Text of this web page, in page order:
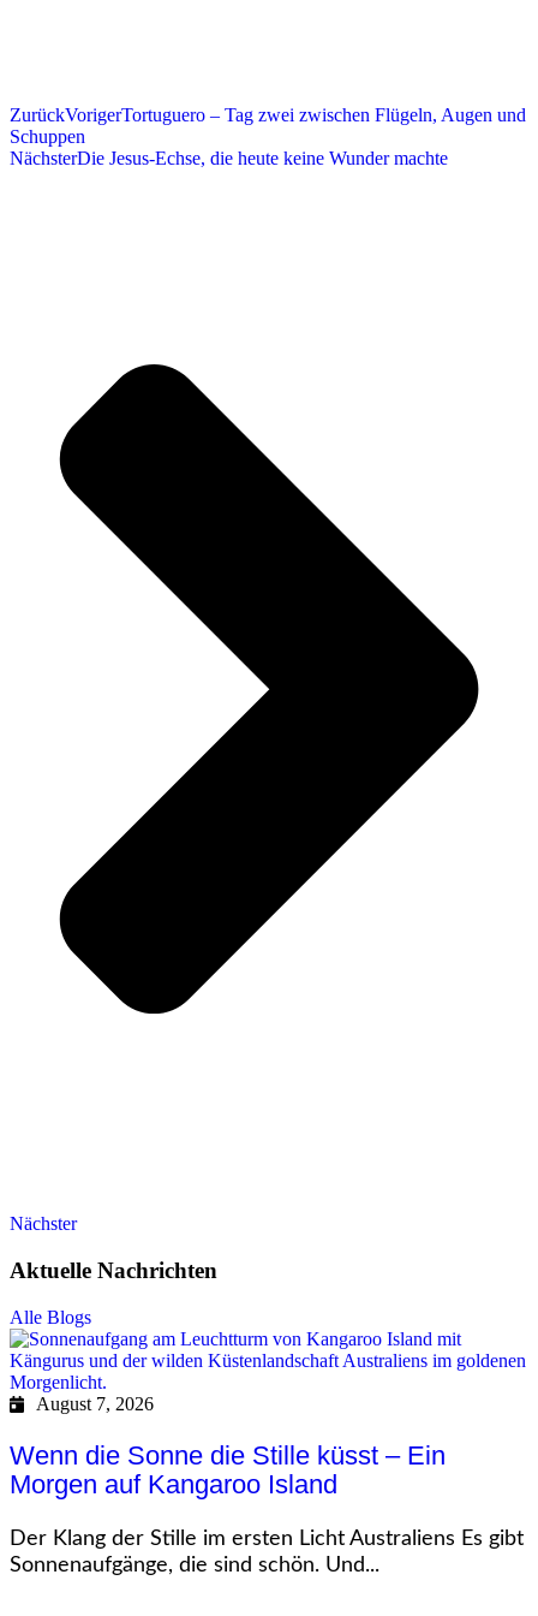
ZurückVorigerTortuguero – Tag zwei zwischen Flügeln, Augen und
Schuppen
NächsterDie Jesus-Echse, die heute keine Wunder machte
Nächster
Aktuelle Nachrichten
Alle Blogs
August 7, 2026
Wenn die Sonne die Stille küsst – Ein
Morgen auf Kangaroo Island
Der Klang der Stille im ersten Licht Australiens Es gibt
Sonnenaufgänge, die sind schön. Und...